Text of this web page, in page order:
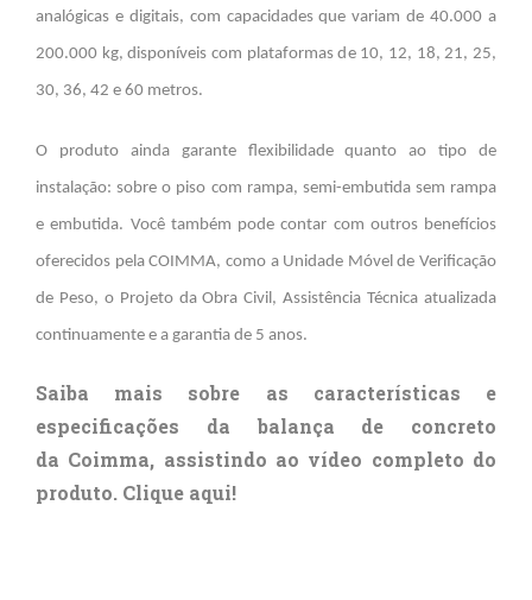
analógicas e digitais, com capacidades que variam de 40.000 a
200.000 kg, disponíveis com plataformas de 10, 12, 18, 21, 25,
30, 36, 42 e 60 metros.
O produto ainda garante flexibilidade quanto ao tipo de
instalação: sobre o piso com rampa, semi-embutidasem rampa
e embutida. Você também pode contar com outros benefícios
oferecidos pela COIMMA, como a Unidade Móvel de Verificação
de Peso, o Projetoda Obra Civil , Assistência Técnica atualizada
continuamente e a garantia de 5 anos.
Saiba mais sobre as características e
especificações da balança de concreto
da Coimma, assistindo ao vídeo completo do
produto. Clique aqui!